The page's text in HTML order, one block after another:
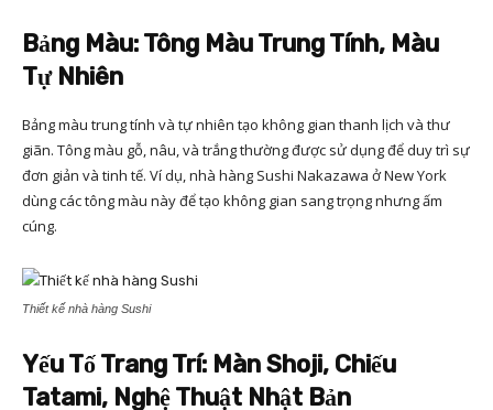
Bảng Màu: Tông Màu Trung Tính, Màu
Tự Nhiên
Bảng màu trung tính và tự nhiên tạo không gian thanh lịch và thư
giãn. Tông màu gỗ, nâu, và trắng thường được sử dụng để duy trì sự
đơn giản và tinh tế. Ví dụ, nhà hàng Sushi Nakazawa ở New York
dùng các tông màu này để tạo không gian sang trọng nhưng ấm
cúng.
Thiết kế nhà hàng Sushi
Yếu Tố Trang Trí: Màn Shoji, Chiếu
Tatami, Nghệ Thuật Nhật Bản